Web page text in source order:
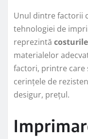
Unul dintre factorii
tehnologiei de
reprezintă
materialelor
factori, printre care
cerințele de
desigur, prețul.